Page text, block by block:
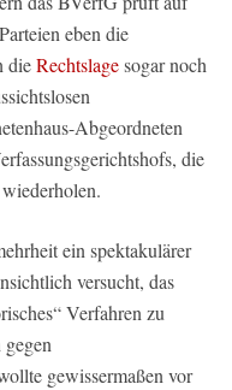
eben die
dieRechtslagesogar noch
Abgeordneten
die
ein spektakulärer
versucht, das
Verfahren zu
gewissermaßen vor